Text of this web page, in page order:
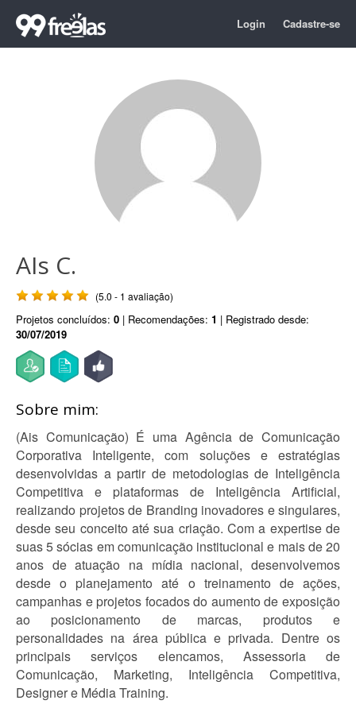
Login Cadastre-se
AIs C.
(5.0 - 1 avaliação)
Projetos concluídos: 0 | Recomendações: 1 | Registrado desde:
30/07/2019
Sobre mim:
(Ais Comunicação) É uma Agência de Comunicação
Corporativa Inteligente, com soluções e estratégias
desenvolvidas a partir de metodologias de Inteligência
Competitiva e plataformas de Inteligência Artificial,
realizando projetos de Branding inovadores e singulares,
desde seu conceito até sua criação. Com a expertise de
suas 5 sócias em comunicação institucional e mais de 20
anos de atuação na mídia nacional, desenvolvemos
desde o planejamento até o treinamento de ações,
campanhas e projetos focados do aumento de exposição
ao posicionamento de marcas, produtos e
personalidades na área pública e privada. Dentre os
principais serviços elencamos, Assessoria de
Comunicação, Marketing, Inteligência Competitiva,
Designer e Média Training.